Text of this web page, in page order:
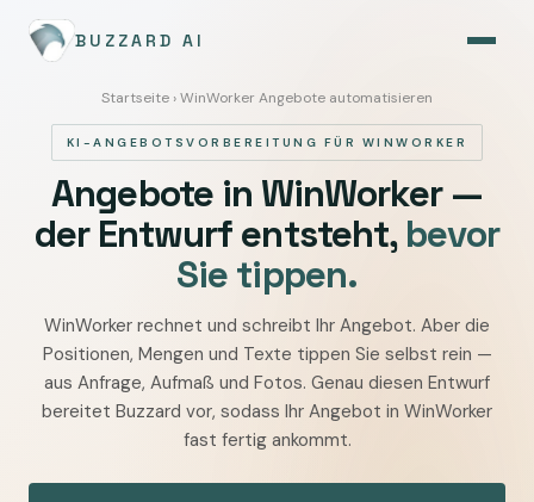
BUZZARD AI
Startseite › WinWorker Angebote automatisieren
KI-ANGEBOTSVORBEREITUNG FÜR WINWORKER
Angebote in WinWorker —
der Entwurf entsteht, bevor
Sie tippen.
WinWorker
Angebote
automatisieren
—
Anfrage,
WinWorker rechnet und schreibt Ihr Angebot. Aber die
Positionen, Mengen und Texte tippen Sie selbst rein —
aus Anfrage, Aufmaß und Fotos. Genau diesen Entwurf
bereitet Buzzard vor, sodass Ihr Angebot in WinWorker
fast fertig ankommt.